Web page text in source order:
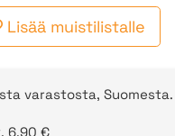
Lisää muistilistalle
varastosta, Suomesta.
6,90 €